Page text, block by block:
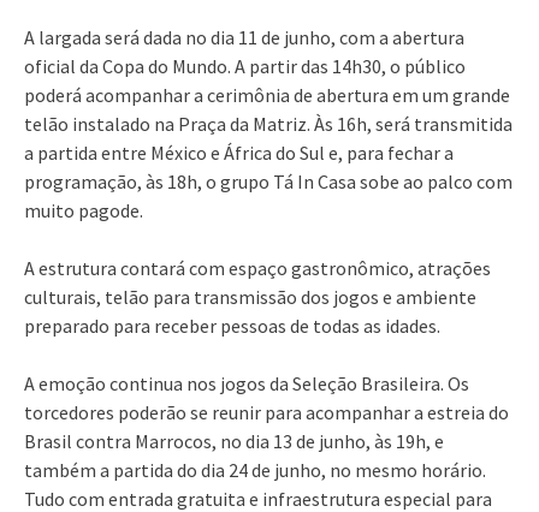
A largada será dada no dia 11 de junho, com a abertura
oficial da Copa do Mundo. A partir das 14h30, o público
poderá acompanhar a cerimônia de abertura em um grande
telão instalado na Praça da Matriz. Às 16h, será transmitida
a partida entre México e África do Sul e, para fechar a
programação, às 18h, o grupo Tá In Casa sobe ao palco com
muito pagode.
A estrutura contará com espaço gastronômico, atrações
culturais, telão para transmissão dos jogos e ambiente
preparado para receber pessoas de todas as idades.
A emoção continua nos jogos da Seleção Brasileira. Os
torcedores poderão se reunir para acompanhar a estreia do
Brasil contra Marrocos, no dia 13 de junho, às 19h, e
também a partida do dia 24 de junho, no mesmo horário.
Tudo com entrada gratuita e infraestrutura especial para